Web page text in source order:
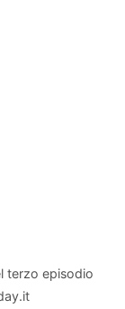
terzo episodio